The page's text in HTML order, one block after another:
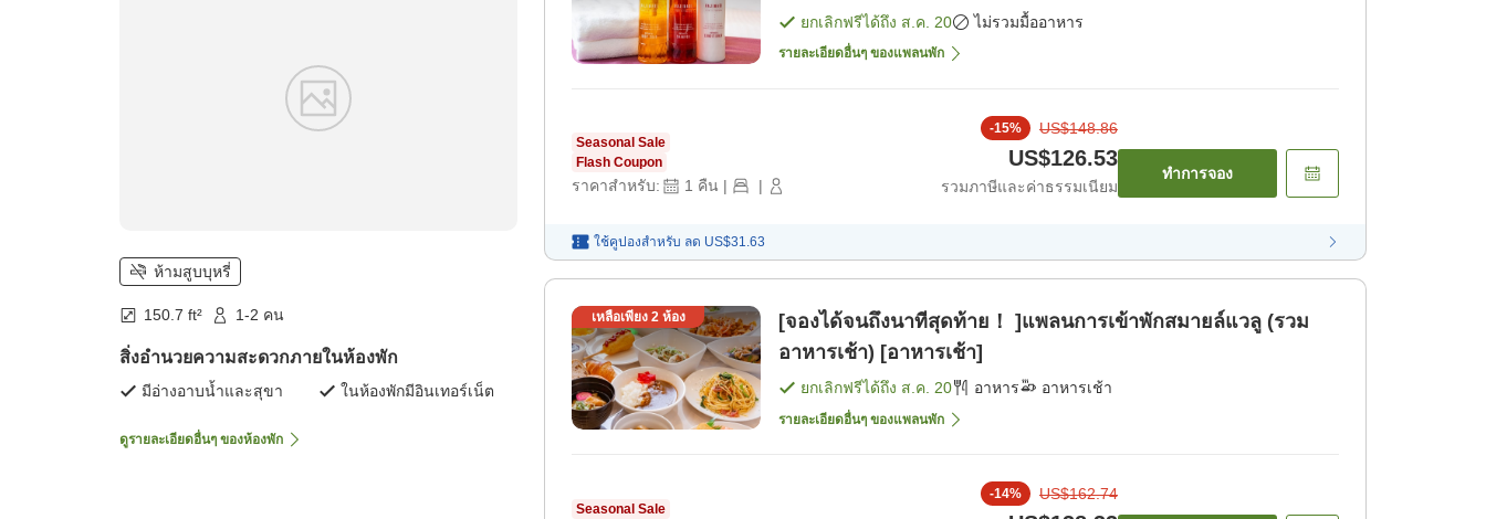
ห้ามสูบบุหรี่
150.7 ft² 1-2 คน
สิ่งอำนวยความสะดวกภายในห้องพัก
มีอ่างอาบน้ำและสุขา ในห้องพักมีอินเทอร์เน็ต
ดูรายละเอียดอื่นๆ ของห้องพัก
ยกเลิกฟรีได้ถึง ส.ค. 20 ไม่รวมมื้ออาหาร
รายละเอียดอื่นๆ ของแพลนพัก
Seasonal Sale
Flash Coupon
ราคาสำหรับ: 1 คืน | |
-15% US$148.86
US$126.53
รวมภาษีและค่าธรรมเนียม
ทำการจอง
ใช้คูปองสำหรับ ลด US$31.63
เหลือเพียง 2 ห้อง
[จองได้จนถึงนาทีสุดท้าย！ ]แพลนการเข้าพักสมายล์แวลู (รวม
อาหารเช้า) [อาหารเช้า]
ยกเลิกฟรีได้ถึง ส.ค. 20 อาหาร อาหารเช้า
รายละเอียดอื่นๆ ของแพลนพัก
Seasonal Sale
-14% US$162.74